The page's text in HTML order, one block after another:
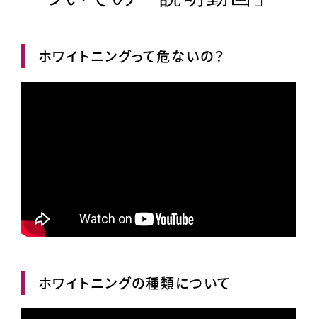
ホワイトニングって危ないの？
ホワイトニングの種類について